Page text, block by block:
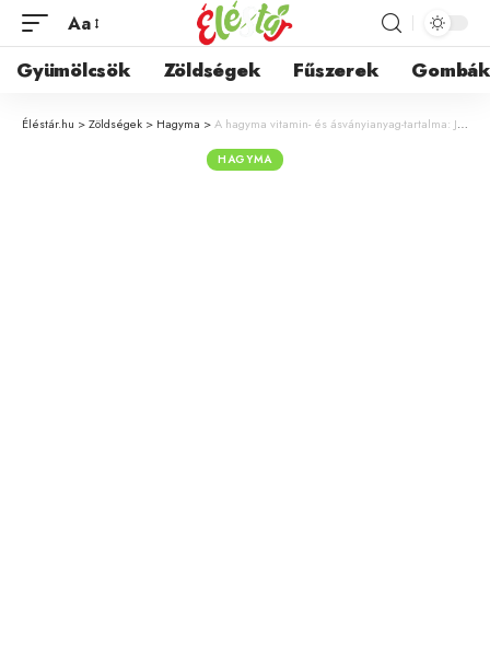
Aa
Gyümölcsök Zöldségek Fűszerek Gombák
Éléstár.hu >Zöldségek > Hagyma >A hagyma vitamin- és ásványianyag-tartalma: Jótékony hatások a szervezet számára
HAGYMA